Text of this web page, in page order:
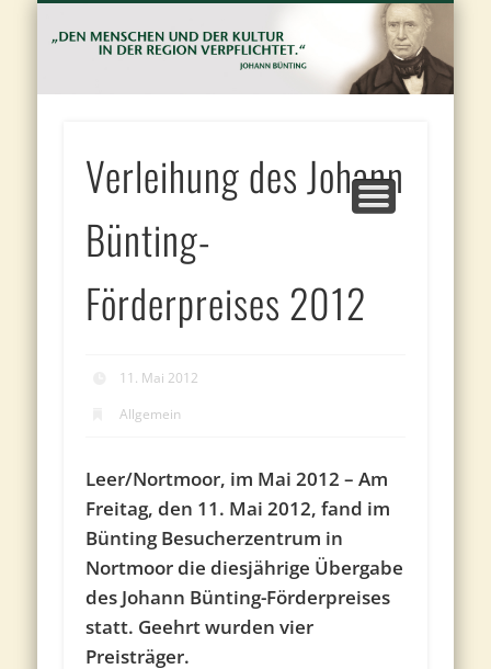
FÖRDERANTRAG UND VORSCHLAGBOGEN
Verleihung des Johann
Bünting-
Förderpreises 2012
11. Mai 2012
Allgemein
Leer/Nortmoor, im Mai 2012 – Am
Freitag, den 11. Mai 2012, fand im
Bünting Besucherzentrum in
Nortmoor die diesjährige Übergabe
des Johann Bünting-Förderpreises
statt. Geehrt wurden vier
Preisträger.